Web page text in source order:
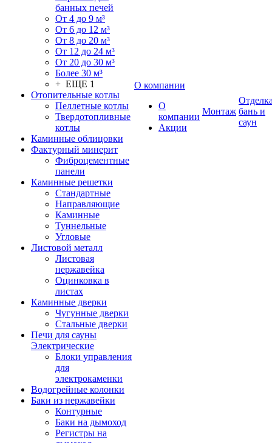
банных печей
От 4 до 9 м³
От 6 до 12 м³
От 8 до 20 м³
От 12 до 24 м³
От 20 до 30 м³
Более 30 м³
+ ЕЩЕ 1
Отопительные котлы
Пеллетные котлы
Твердотопливные
котлы
Каминные облицовки
Фактурный минерит
Фиброцементные
панели
Каминные решетки
Стандартные
Направляющие
Каминные
Туннельные
Угловые
Листовой металл
Листовая
нержавейка
Оцинковка в
листах
Каминные дверки
Чугунные дверки
Стальные дверки
Печи для сауны
Электрические
Блоки управления
для
электрокаменки
Водогрейные колонки
Баки из нержавейки
Контурные
Баки на дымоход
Регистры на
О компании
О
компании
Акции
Монтаж бань и
саун